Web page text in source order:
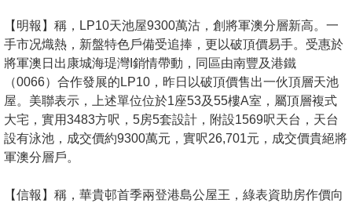
冊
關
於
我
們
【明報】稱，LP10天池屋9300萬沽，創將軍澳分層新高。一
手市况熾熱，新盤特色戶備受追捧，更以破頂價易手。受惠於
將軍澳日出康城海瑅灣I銷情帶動，同區由南豐及港鐵
（0066）合作發展的LP10，昨日以破頂價售出一伙頂層天池
屋。美聯表示，上述單位位於1座53及55樓A室，屬頂層複式
大宅，實用3483方呎，5房5套設計，附設1569呎天台，天台
設有泳池，成交價約9300萬元，實呎26,701元，成交價貴絕將
軍澳分層戶。
【信報】稱，華貴邨首季兩登港島公屋王，綠表資助房作價向